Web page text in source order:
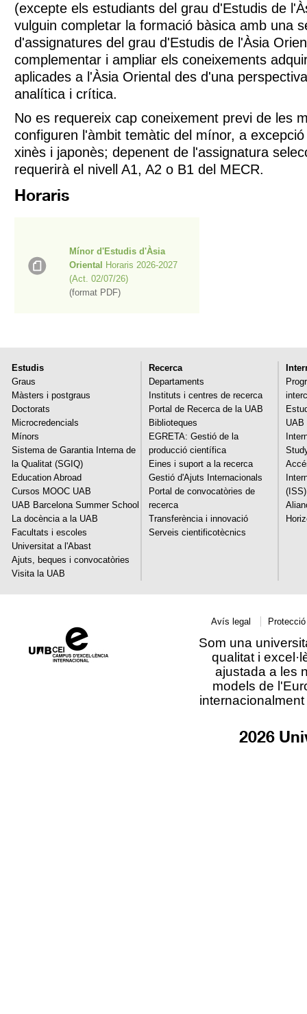
(excepte els estudiants del grau d'Estudis de
vulguin completar la formació bàsica amb una
d'assignatures del grau d'Estudis de l'Àsia
complementar i ampliar els coneixements
aplicades a l'Àsia Oriental des d'una
analítica i crítica.
No es requereix cap coneixement previ de les
configuren l'àmbit temàtic del mínor, a
xinès i japonès; depenent de l'assignatura
requerirà el nivell A1, A2 o B1 del MECR.
Horaris
Mínor d'Estudis d'Àsia
Oriental Horaris 2026-2027
(Act. 02/07/26)
(format PDF)
Estudis
Graus
Màsters i postgraus
Doctorats
Microcredencials
Mínors
Sistema de Garantia Interna de
la Qualitat (SGIQ)
Education Abroad
Cursos MOOC UAB
UAB Barcelona Summer School
La docència a la UAB
Facultats i escoles
Universitat a l'Abast
Ajuts, beques i convocatòries
Visita la UAB
Recerca
Departaments
Instituts i centres de recerca
Portal de Recerca de la UAB
Biblioteques
EGRETA: Gestió de la
producció científica
Eines i suport a la recerca
Gestió d'Ajuts Internacionals
Portal de convocatòries de
recerca
Transferència i innovació
Serveis cientificotècnics
UAB
(ISS)
Avís legal
Som una
qualitat i
ajustada a les
models de
2026